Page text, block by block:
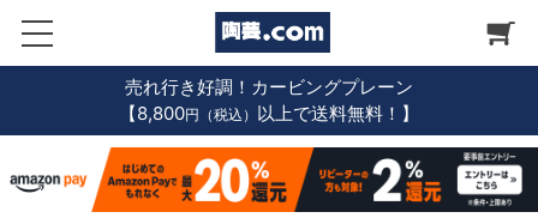
売れ行き好調！カービングプレーン
【8,800円（税込） 以上で送料無料！】